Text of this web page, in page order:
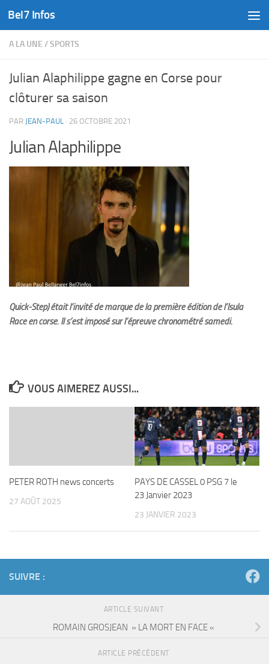
Skip to content
Bel7 Infos
A LA UNE /SPORTS
Julian Alaphilippe gagne en Corse pour
clôturer sa saison
PAR JEAN-PAUL · 26 OCTOBRE 2021
Julian Alaphilippe
Quick-Step) était l’invité de marque de la première édition de l’Isula
Race en corse. Il s’est imposé sur l’épreuve chronométré samedi.
VOUS AIMEREZ AUSSI...
PETER ROTH news concerts
27 AOÛT 2025
PAYS DE CASSEL 0 PSG 7 le
23 Janvier 2023
23 JANVIER 2023
SUIVRE :
ARTICLE SUIVANT
ROMAIN GROSJEAN » LA MORT EN FACE «
ARTICLE PRÉCÉDENT